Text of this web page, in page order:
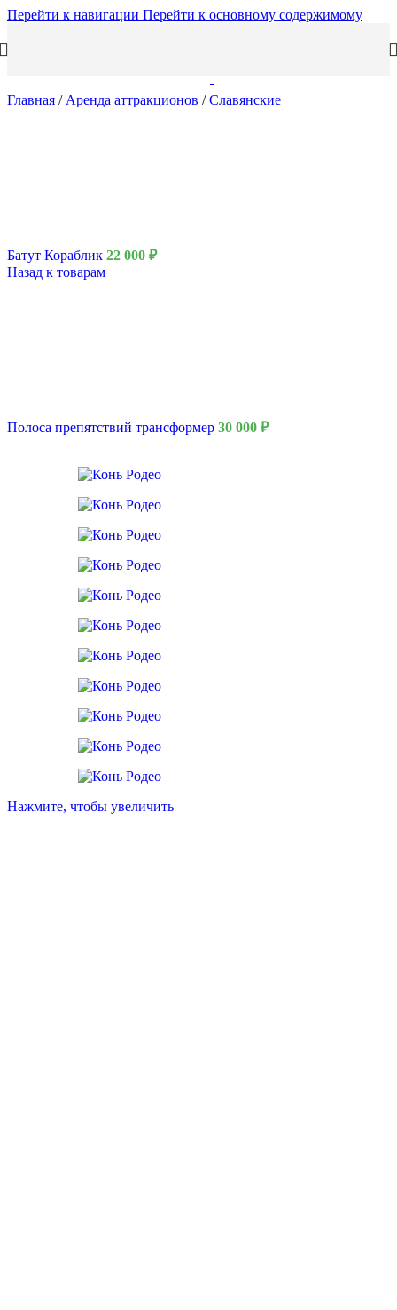
Перейти к навигации Перейти к основному содержимому
Главная / Аренда аттракционов / Славянские
Батут Кораблик 22 000 ₽
Назад к товарам
Полоса препятствий трансформер 30 000 ₽
Нажмите, чтобы увеличить